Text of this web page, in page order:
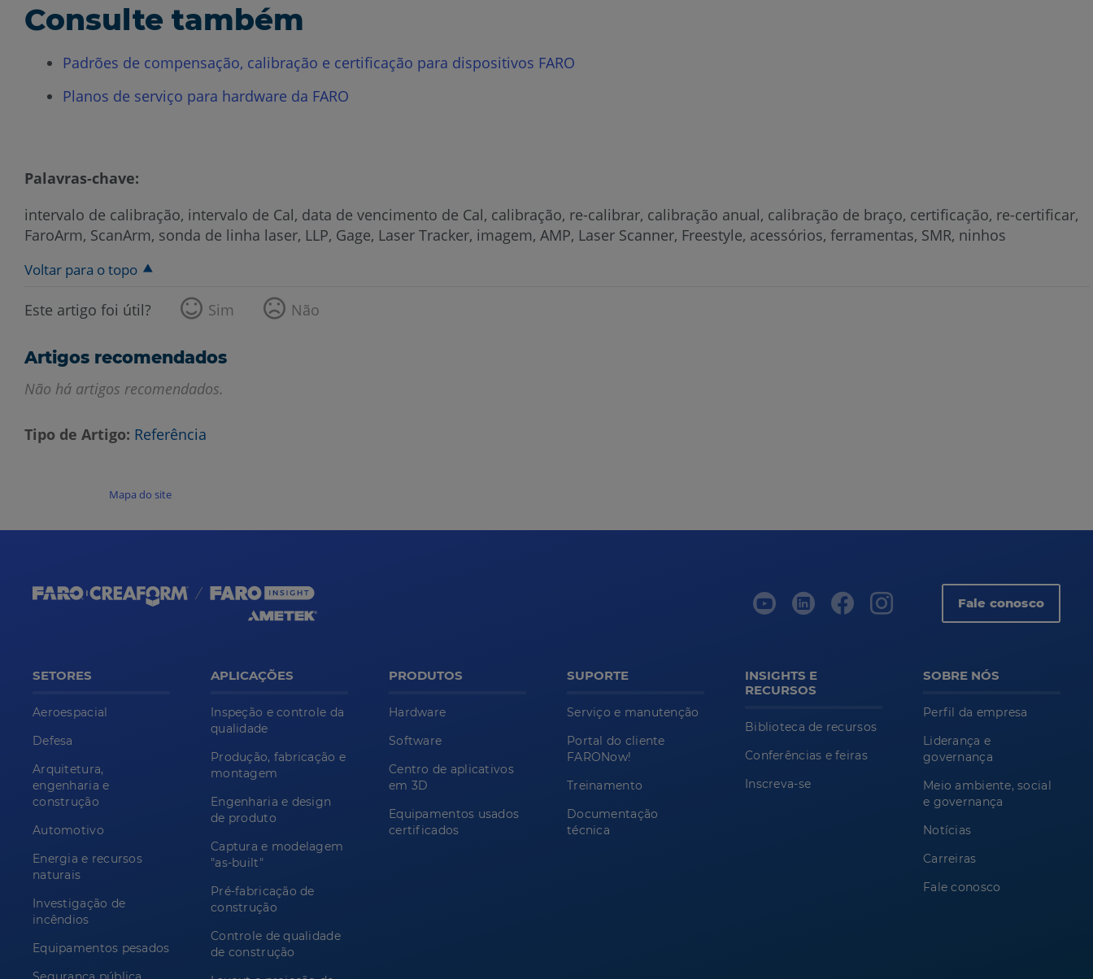
Consulte também
Padrões de compensação, calibração e certificação para dispositivos FARO
Planos de serviço para hardware da FARO
Palavras-chave:
intervalo de calibração, intervalo de Cal, data de vencimento de Cal, calibração, re-calibrar, calibração anual, calibração de braço, certificação, re-certificar,
FaroArm, ScanArm, sonda de linha laser, LLP, Gage, Laser Tracker, imagem, AMP, Laser Scanner, Freestyle, acessórios, ferramentas, SMR, ninhos
Voltar para o topo
Este artigo foi útil? Sim Não
Artigos recomendados
Não há artigos recomendados.
Tipo de Artigo Referência
Mapa do site
Fale conosco
SETORES
Aeroespacial
Defesa
Arquitetura,
engenharia e
construção
Automotivo
Energia e recursos
naturais
Investigação de
incêndios
Equipamentos pesados
APLICAÇÕES
Inspeção e controle da
qualidade
Produção, fabricação e
montagem
Engenharia e design
de produto
Captura e modelagem
"as-built"
Pré-fabricação de
construção
Controle de qualidade
de construção
PRODUTOS
Hardware
Software
Centro de aplicativos
em 3D
Equipamentos usados
certificados
SUPORTE
Serviço e manutenção
Portal do cliente
FARONow!
Treinamento
Documentação
técnica
INSIGHTS E
RECURSOS
Biblioteca de recursos
Conferências e feiras
Inscreva-se
SOBRE NÓS
Perfil da empresa
Liderança e
governança
Meio ambiente, social
e governança
Notícias
Carreiras
Fale conosco